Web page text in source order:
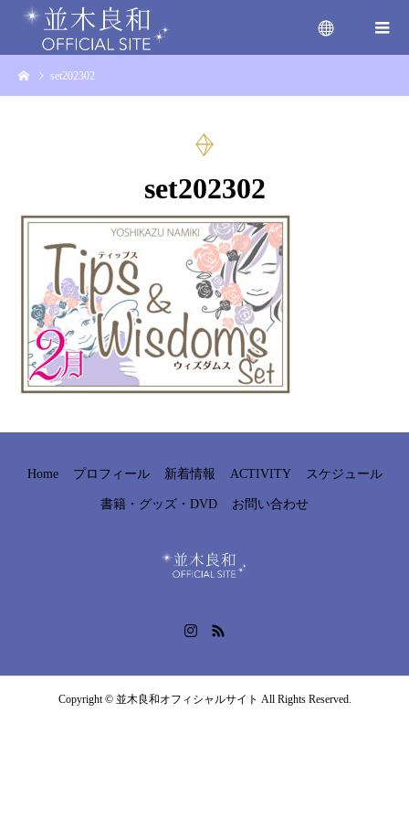
set202302
set202302
Home プロフィール 新着情報 ACTIVITY スケジュール
書籍・グッズ・DVD お問い合わせ
Copyright © 並木良和オフィシャルサイト All Rights Reserved.